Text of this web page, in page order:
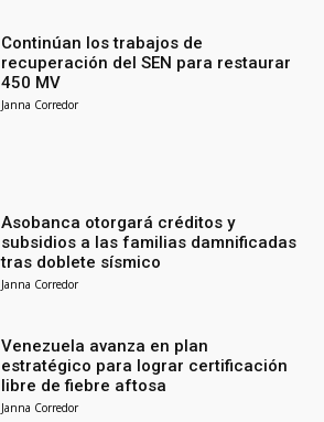
Continúan los trabajos de
recuperación del SEN para restaurar
450 MV
Janna Corredor
Asobanca otorgará créditos y
subsidios a las familias damnificadas
tras doblete sísmico
Janna Corredor
Venezuela avanza en plan
estratégico para lograr certificación
libre de fiebre aftosa
Janna Corredor